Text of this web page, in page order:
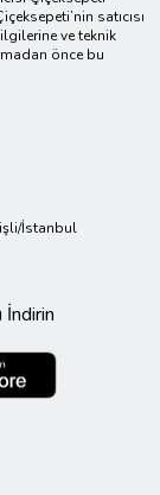
satıcısı
ve teknik
önce bu
İstanbul
İndirin